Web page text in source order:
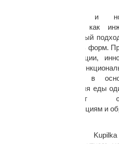
Дизайнер посуды и
Койвурова известен как
свойственны практичный
то же время изящность форм.
себе финские традиции,
лучшие материалы.
эстетичность легли в
Используете ли вы для еды
Kupilka придаст
к скандинавским традициям и
Вся посуда